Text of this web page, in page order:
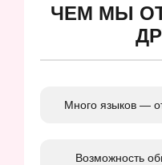
ЧЕМ МЫ
Много языков —
Возможность